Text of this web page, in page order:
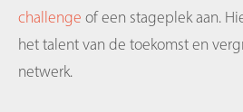
challenge of een stageplek aan.
het talent van de toekomst en
netwerk.